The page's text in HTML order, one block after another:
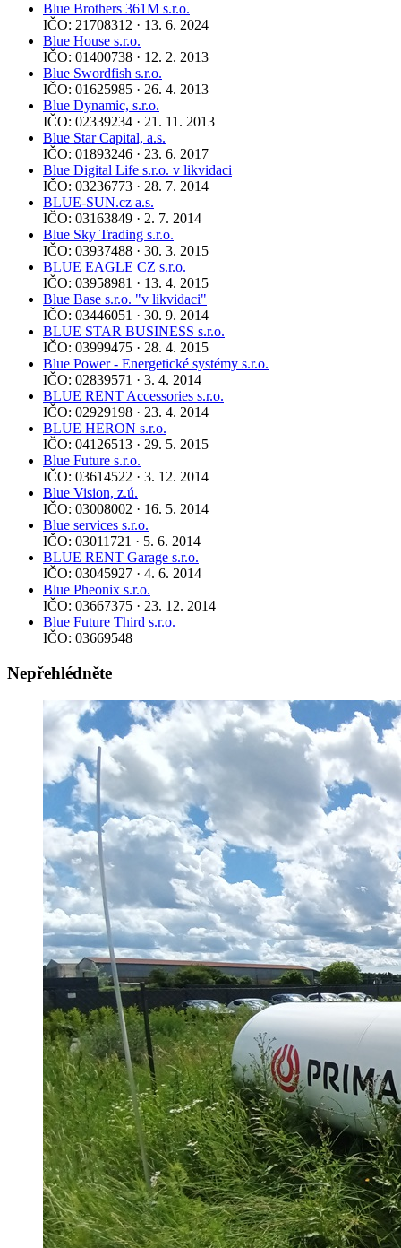
Blue Brothers 361M s.r.o.
IČO: 21708312 · 13. 6. 2024
Blue House s.r.o.
IČO: 01400738 · 12. 2. 2013
Blue Swordfish s.r.o.
IČO: 01625985 · 26. 4. 2013
Blue Dynamic, s.r.o.
IČO: 02339234 · 21. 11. 2013
Blue Star Capital, a.s.
IČO: 01893246 · 23. 6. 2017
Blue Digital Life s.r.o. v likvidaci
IČO: 03236773 · 28. 7. 2014
BLUE-SUN.cz a.s.
IČO: 03163849 · 2. 7. 2014
Blue Sky Trading s.r.o.
IČO: 03937488 · 30. 3. 2015
BLUE EAGLE CZ s.r.o.
IČO: 03958981 · 13. 4. 2015
Blue Base s.r.o. "v likvidaci"
IČO: 03446051 · 30. 9. 2014
BLUE STAR BUSINESS s.r.o.
IČO: 03999475 · 28. 4. 2015
Blue Power - Energetické systémy s.r.o.
IČO: 02839571 · 3. 4. 2014
BLUE RENT Accessories s.r.o.
IČO: 02929198 · 23. 4. 2014
BLUE HERON s.r.o.
IČO: 04126513 · 29. 5. 2015
Blue Future s.r.o.
IČO: 03614522 · 3. 12. 2014
Blue Vision, z.ú.
IČO: 03008002 · 16. 5. 2014
Blue services s.r.o.
IČO: 03011721 · 5. 6. 2014
BLUE RENT Garage s.r.o.
IČO: 03045927 · 4. 6. 2014
Blue Pheonix s.r.o.
IČO: 03667375 · 23. 12. 2014
Blue Future Third s.r.o.
IČO: 03669548
Nepřehlédněte